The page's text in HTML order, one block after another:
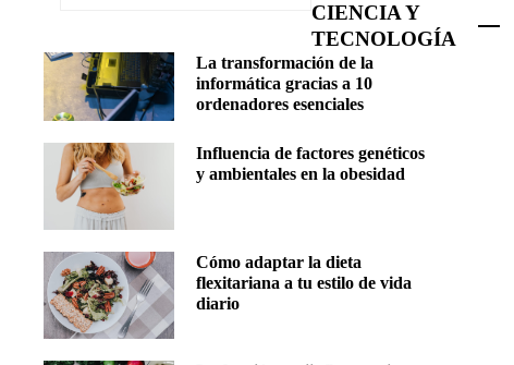
CIENCIA Y
TECNOLOGÍA
La transformación de la
informática gracias a 10
ordenadores esenciales
Influencia de factores genéticos
y ambientales en la obesidad
Cómo adaptar la dieta
flexitariana a tu estilo de vida
diario